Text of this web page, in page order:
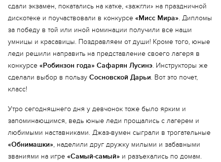
сдали экзамен, покатались на катке, «зажгли» на праздничной
дискотеке и поучаствовали в конкурсе «Мисс Мира». Дипломы
за победу в той или иной номинации получили все наши
умницы и красавицы. Поздравляем от души! Кроме того, юные
леди решили направить на представление своего лагеря в
конкурсе «Робинзон года» Сафарян Лусинэ. Инструкторы же
сделали выбор в пользу Сосновской Дарьи. Вот это почет,
класс!
Утро сегодняшнего дня у девчонок тоже было ярким и
запоминающимся, ведь юные леди прощались с лагерем и
любимыми наставниками. Джаз-вумен сыграли в трогательные
«Обнимашки», наделили друг дружку милыми и забавными
званиями на игре «Самый-самый» и разъехались по домам.